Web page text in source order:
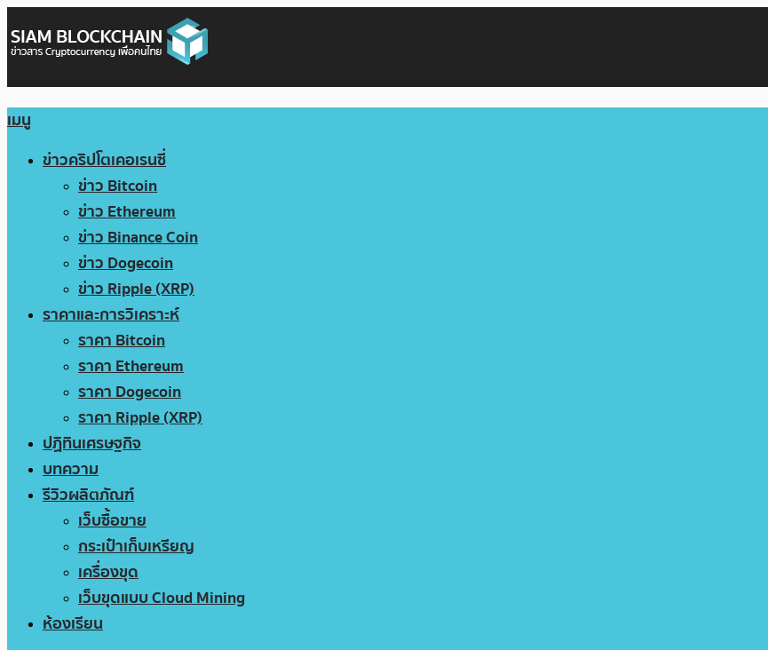
เมนู
ข่าวคริปโตเคอเรนซี่
ข่าว Bitcoin
ข่าว Ethereum
ข่าว Binance Coin
ข่าว Dogecoin
ข่าว Ripple (XRP)
ราคาและการวิเคราะห์
ราคา Bitcoin
ราคา Ethereum
ราคา Dogecoin
ราคา Ripple (XRP)
ปฏิทินเศรษฐกิจ
บทความ
รีวิวผลิตภัณฑ์
เว็บซื้อขาย
กระเป๋าเก็บเหรียญ
เครื่องขุด
เว็บขุดแบบ Cloud Mining
ห้องเรียน